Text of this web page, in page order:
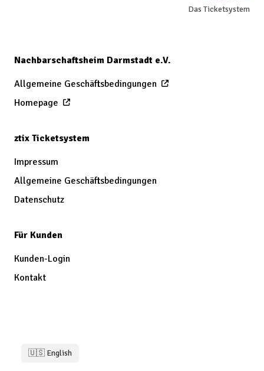
Das Ticketsystem
Nachbarschaftsheim Darmstadt e.V.
Allgemeine Geschäftsbedingungen
Homepage
ztix Ticketsystem
Impressum
Allgemeine Geschäftsbedingungen
Datenschutz
Für Kunden
Kunden-Login
Kontakt
🇺🇸 English